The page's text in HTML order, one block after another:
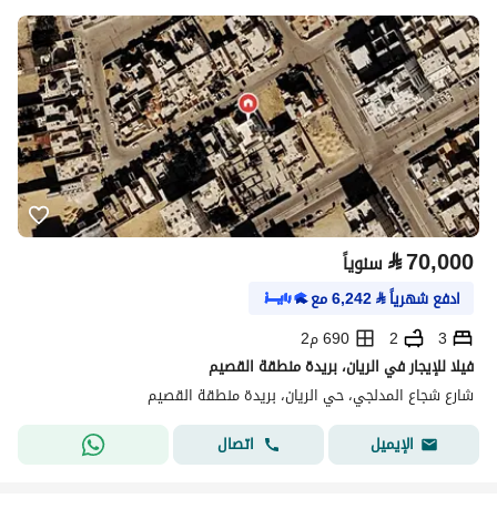
⃁70,000 سنوياً
ادفع شهرياً⃁
6,242مع
3
2
690 م2
فيلا للإيجار في الريان، بريدة منطقة القصيم
شارع شجاع المدلجي، حي الريان، بريدة منطقة القصيم
الإيميل
اتصال